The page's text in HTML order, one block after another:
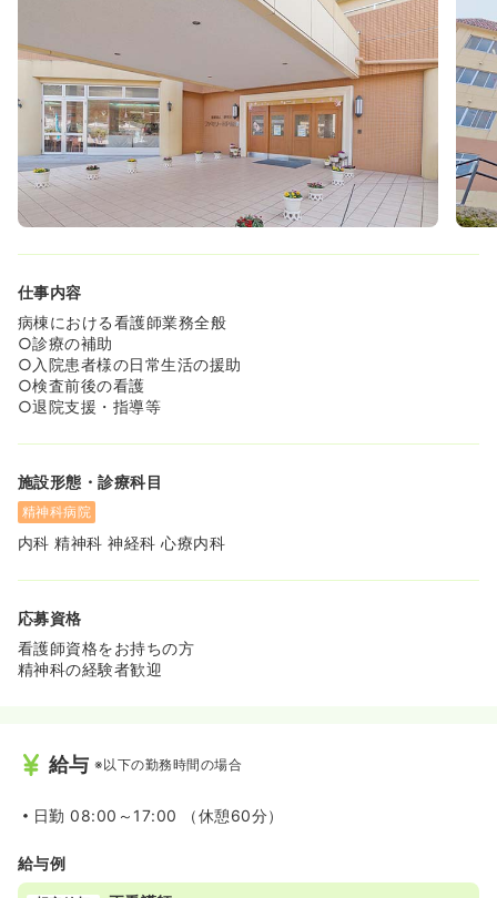
仕事内容
病棟における看護師業務全般
○診療の補助
○入院患者様の日常生活の援助
○検査前後の看護
○退院支援・指導等
施設形態・診療科目
精神科病院
内科 精神科 神経科 心療内科
応募資格
看護師資格をお持ちの方
精神科の経験者歓迎
給与 ※以下の勤務時間の場合
日勤 08:00～17:00 （休憩60分）
給与例